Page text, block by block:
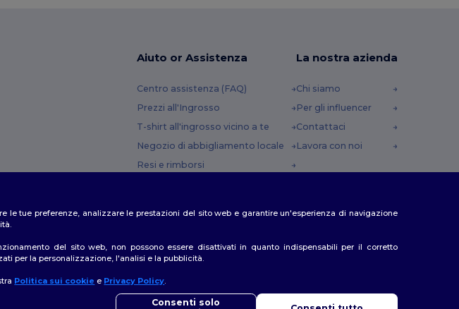
Aiuto or Assistenza
Centro assistenza (FAQ)
Prezzi all'Ingrosso
T-shirt all'ingrosso vicino a te
Negozio di abbigliamento locale
Resi e rimborsi
La nostra azienda
Chi siamo
Per gli influencer
Contattaci
Lavora con noi
tue preferenze, analizzare le prestazioni del sito web e garantire un'esperienza di navigazione
del sito web, non possono essere disattivati in quanto indispensabili per il corretto
per la personalizzazione, l'analisi e la pubblicità.
Politica sui cookie e Privacy Policy.
Consenti solo
👋 Ciao
In caso di domande o dubbi, puoi contattarci in qualsiasi momento. Il